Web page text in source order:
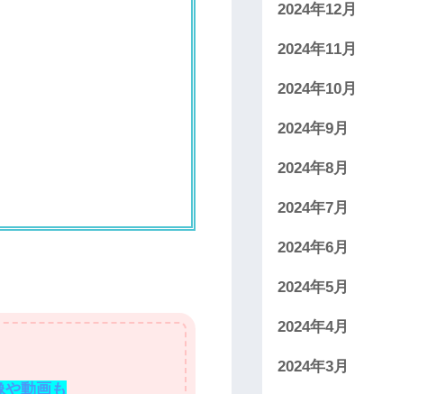
動画も
2024年12月
2024年11月
2024年10月
2024年9月
2024年8月
2024年7月
2024年6月
2024年5月
2024年4月
2024年3月